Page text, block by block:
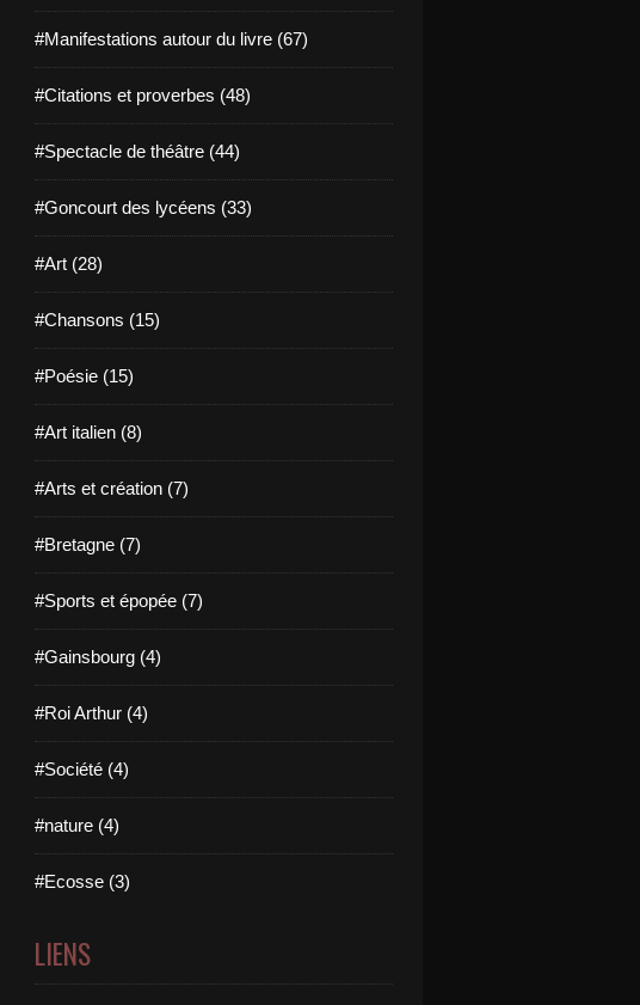
#Manifestations autour du livre (67)
#Citations et proverbes (48)
#Spectacle de théâtre (44)
#Goncourt des lycéens (33)
#Art (28)
#Chansons (15)
#Poésie (15)
#Art italien (8)
#Arts et création (7)
#Bretagne (7)
#Sports et épopée (7)
#Gainsbourg (4)
#Roi Arthur (4)
#Société (4)
#nature (4)
#Ecosse (3)
LIENS